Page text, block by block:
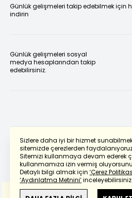
Sizlere daha iyi bir hizmet
sitemizde çerezlerden
Sitemizi kullanmaya devam ederek
kullanmamıza izin vermiş
Detaylı bilgi almak için ‘Çerez
‘Aydınlatma Metnini’inceleyebilirsiniz.
Günlük gelişmeleri takip edebilmek için
indirin
Günlük gelişmeleri sosyal
medya hesaplarından takip
edebilirsiniz.
Powered by
Bu çevirideGoogle Translete